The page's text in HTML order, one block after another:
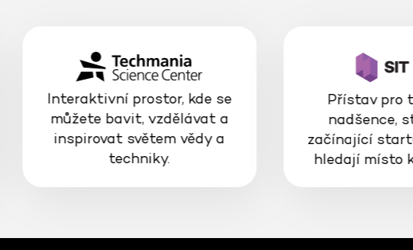
Interaktivní prostor, kde se
můžete bavit, vzdělávat a
inspirovat světem vědy a
techniky.
Přístav pro
nadšence,
začínající
hledají místo